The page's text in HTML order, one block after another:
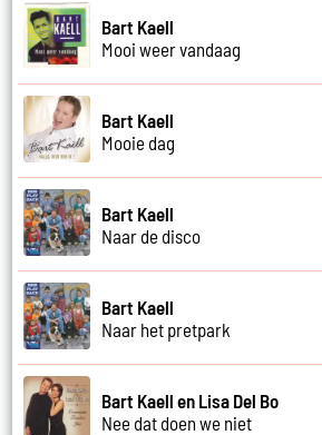
Bart Kaell
Mooi weer vandaag
Bart Kaell
Mooie dag
Bart Kaell
Naar de disco
Bart Kaell
Naar het pretpark
Bart Kaell en Lisa Del Bo
Nee dat doen we niet